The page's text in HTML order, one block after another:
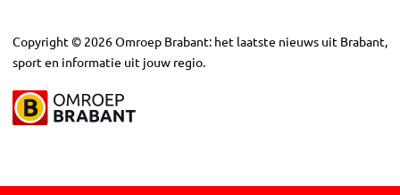
Copyright © 2026Omroep Brabant: het laatste nieuws uit Brabant,
sport en informatie uit jouw regio.